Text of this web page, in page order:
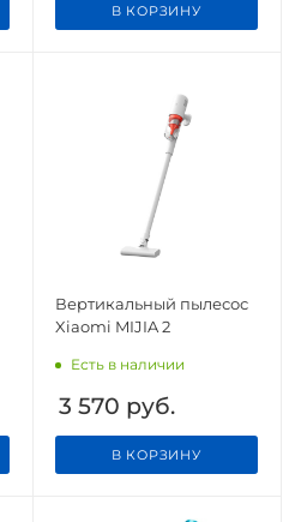
В КОРЗИНУ
Вертикальный пылесос
Xiaomi MIJIA 2
Есть в наличии
3 570 руб.
В КОРЗИНУ